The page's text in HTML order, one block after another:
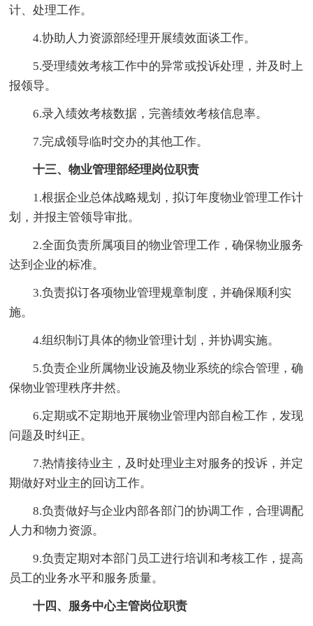
计、处理工作。
4.协助人力资源部经理开展绩效面谈工作。
5.受理绩效考核工作中的异常或投诉处理，并及时上
报领导。
6.录入绩效考核数据，完善绩效考核信息率。
7.完成领导临时交办的其他工作。
十三、物业管理部经理岗位职责
1.根据企业总体战略规划，拟订年度物业管理工作计
划，并报主管领导审批。
2.全面负责所属项目的物业管理工作，确保物业服务
达到企业的标准。
3.负责拟订各项物业管理规章制度，并确保顺利实
施。
4.组织制订具体的物业管理计划，并协调实施。
5.负责企业所属物业设施及物业系统的综合管理，确
保物业管理秩序井然。
6.定期或不定期地开展物业管理内部自检工作，发现
问题及时纠正。
7.热情接待业主，及时处理业主对服务的投诉，并定
期做好对业主的回访工作。
8.负责做好与企业内部各部门的协调工作，合理调配
人力和物力资源。
9.负责定期对本部门员工进行培训和考核工作，提高
员工的业务水平和服务质量。
十四、服务中心主管岗位职责